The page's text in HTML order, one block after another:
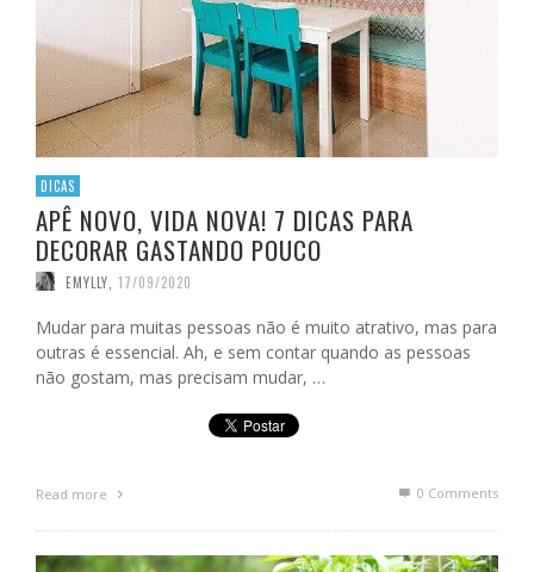
DICAS
APÊ NOVO, VIDA NOVA! 7 DICAS PARA
DECORAR GASTANDO POUCO
EMYLLY 17/09/2020
Mudar para muitas pessoas não é muito atrativo, mas para
outras é essencial. Ah, e sem contar quando as pessoas
não gostam, mas precisam mudar, …
Read more 0 Comments